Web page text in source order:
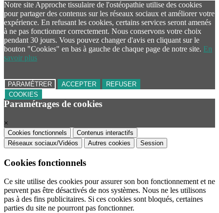
Notre site Approche tissulaire de l'ostéopathie utilise des cookies
pour partager des contenus sur les réseaux sociaux et améliorer votre
expérience. En refusant les cookies, certains services seront amenés
à ne pas fonctionner correctement. Nous conservons votre choix
pendant 30 jours. Vous pouvez changer d'avis en cliquant sur le
bouton "Cookies" en bas à gauche de chaque page de notre site. En
savoir plus
PARAMÉTRER ACCEPTER
REFUSER
COOKIES
Paramétrages de cookies
×
Cookies fonctionnels
Contenus interactifs
Réseaux sociaux/Vidéos
Autres cookies Session
Cookies fonctionnels
Ce site utilise des cookies pour assurer son bon fonctionnement et ne
peuvent pas être désactivés de nos systèmes. Nous ne les utilisons
pas à des fins publicitaires. Si ces cookies sont bloqués, certaines
parties du site ne pourront pas fonctionner.